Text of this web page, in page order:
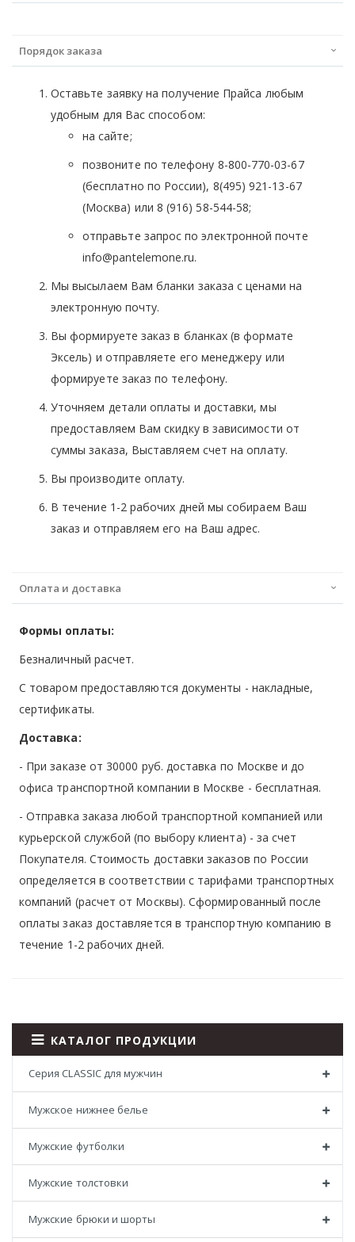
Порядок заказа
Оставьте заявку на получение Прайса любым
удобным для Вас способом:
на сайте;
позвоните по телефону 8-800-770-03-67
(бесплатно по России), 8(495) 921-13-67
(Москва) или 8 (916) 58-544-58;
отправьте запрос по электронной почте
info@pantelemone.ru.
Мы высылаем Вам бланки заказа с ценами на
электронную почту.
Вы формируете заказ в бланках (в формате
Эксель) и отправляете его менеджеру или
формируете заказ по телефону.
Уточняем детали оплаты и доставки, мы
предоставляем Вам скидку в зависимости от
суммы заказа, Выставляем счет на оплату.
Вы производите оплату.
В течение 1-2 рабочих дней мы собираем Ваш
заказ и отправляем его на Ваш адрес.
Оплата и доставка
Формы оплаты:
Безналичный расчет.
С товаром предоставляются документы - накладные,
сертификаты.
Доставка:
- При заказе от 30000 руб. доставка по Москве и до
офиса транспортной компании в Москве - бесплатная.
- Отправка заказа любой транспортной компанией или
курьерской службой (по выбору клиента) - за счет
Покупателя. Стоимость доставки заказов по России
определяется в соответствии с тарифами транспортных
компаний (расчет от Москвы). Сформированный после
оплаты заказ доставляется в транспортную компанию в
течение 1-2 рабочих дней.
КАТАЛОГ ПРОДУКЦИИ
Серия CLASSIC для мужчин
Мужское нижнее белье
Мужские футболки
Мужские толстовки
Мужские брюки и шорты